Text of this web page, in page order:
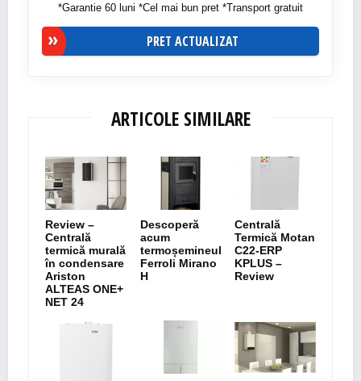
*Garantie 60 luni *Cel mai bun pret *Transport gratuit
PRET ACTUALIZAT
ARTICOLE SIMILARE
Review –
Centrală
termică murală
în condensare
Ariston
ALTEAS ONE+
NET 24
Descoperă
acum
termoșemineul
Ferroli Mirano
H
Centrală
Termică Motan
C22-ERP
KPLUS –
Review